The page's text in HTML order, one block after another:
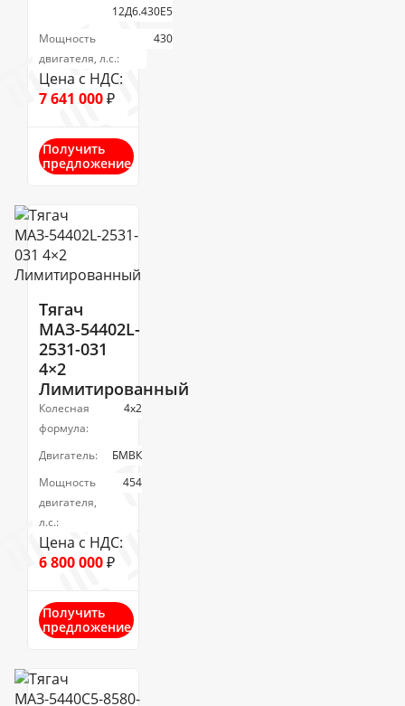
12Д6.430Е5
Мощность
двигателя, л.с.:
430
Цена с НДС:
7 641 000₽
Получить
предложение
Тягач
МАЗ-54402L-
2531-031
4×2
Лимитированный
Колесная
формула:
4х2
Двигатель:
БМВК
Мощность
двигателя,
л.с.:
454
Цена с НДС:
6 800 000₽
Получить
предложение